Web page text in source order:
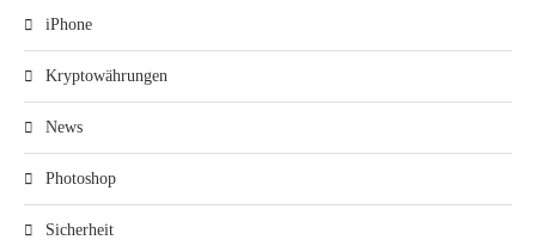
iPhone
Kryptowährungen
News
Photoshop
Sicherheit